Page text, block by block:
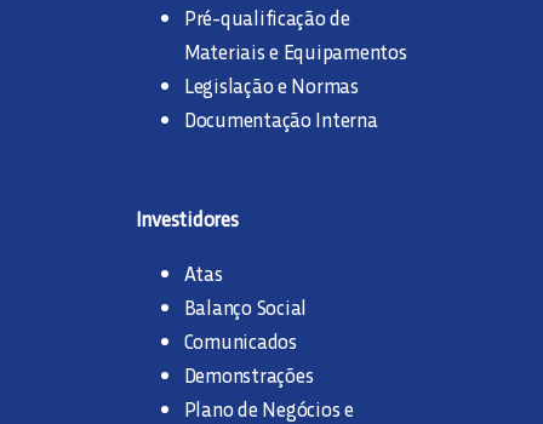
Pré-qualificação de
Materiais e Equipamentos
Legislação e Normas
Documentação Interna
Investidores
Atas
Balanço Social
Comunicados
Demonstrações
Plano de Negócios e